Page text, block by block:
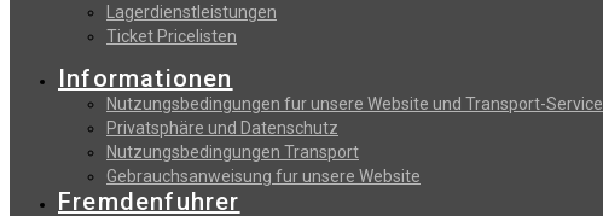
Lagerdienstleistungen
Ticket Pricelisten
Informationen
Nutzungsbedingungen fur unsere Website und Transport-Service
Privatsphäre und Datenschutz
Nutzungsbedingungen Transport
Gebrauchsanweisung fur unsere Website
Fremdenfuhrer